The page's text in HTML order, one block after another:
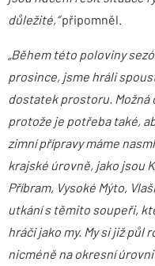
důležité,“připomněl.
„Během této poloviny
prosince, jsme hráli
dostatek prostoru. Možná
protože je potřeba také,
zimní přípravy máme
krajské úrovně, jako jsou
Příbram, Vysoké Mýto,
utkání s těmito soupeři,
hráči jako my. My si již půl
nicméně na okresní